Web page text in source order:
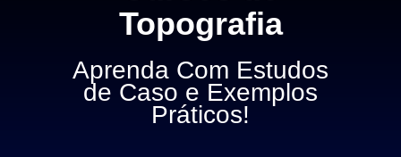
Topografia
Aprenda Com Estudos
de Caso e Exemplos
Práticos!